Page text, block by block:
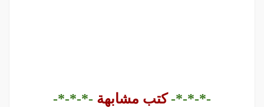
-*-*-*- كتب مشابهة -*-*-*-